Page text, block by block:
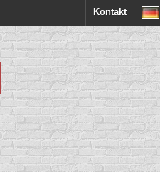
Kontakt